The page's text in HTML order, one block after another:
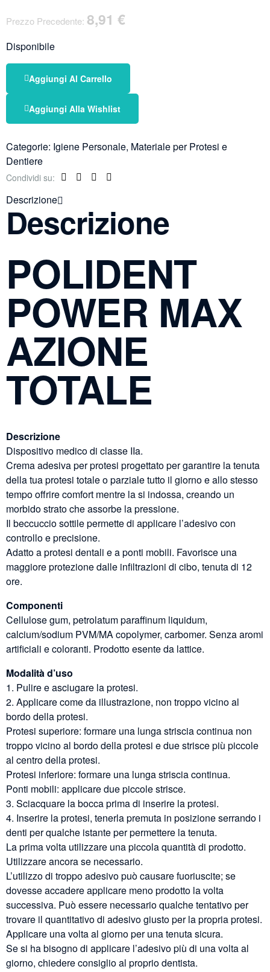
Prezzo Precedente: 8,91 €
Disponibile
Aggiungi Al Carrello
Aggiungi Alla Wishlist
Categorie: Igiene Personale, Materiale per Protesi e
Dentiere
Condividi su:
Descrizione
Descrizione
POLIDENT
POWER MAX
AZIONE
TOTALE
Descrizione
Dispositivo medico di classe IIa.
Crema adesiva per protesi progettato per garantire la tenuta
della tua protesi totale o parziale tutto il giorno e allo stesso
tempo offrire comfort mentre la si indossa, creando un
morbido strato che assorbe la pressione.
Il beccuccio sottile permette di applicare l’adesivo con
controllo e precisione.
Adatto a protesi dentali e a ponti mobili. Favorisce una
maggiore protezione dalle infiltrazioni di cibo, tenuta di 12
ore.
Componenti
Cellulose gum, petrolatum paraffinum liquidum,
calcium/sodium PVM/MA copolymer, carbomer. Senza aromi
artificiali e coloranti. Prodotto esente da lattice.
Modalità d’uso
1. Pulire e asciugare la protesi.
2. Applicare come da illustrazione, non troppo vicino al
bordo della protesi.
Protesi superiore: formare una lunga striscia continua non
troppo vicino al bordo della protesi e due strisce più piccole
al centro della protesi.
Protesi inferiore: formare una lunga striscia continua.
Ponti mobili: applicare due piccole strisce.
3. Sciacquare la bocca prima di inserire la protesi.
4. Inserire la protesi, tenerla premuta in posizione serrando i
denti per qualche istante per permettere la tenuta.
La prima volta utilizzare una piccola quantità di prodotto.
Utilizzare ancora se necessario.
L’utilizzo di troppo adesivo può causare fuoriuscite; se
dovesse accadere applicare meno prodotto la volta
successiva. Può essere necessario qualche tentativo per
trovare il quantitativo di adesivo giusto per la propria protesi.
Applicare una volta al giorno per una tenuta sicura.
Se si ha bisogno di applicare l’adesivo più di una volta al
giorno, chiedere consiglio al proprio dentista.